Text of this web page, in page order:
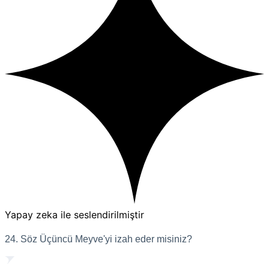
Yapay zeka ile seslendirilmiştir
24. Söz Üçüncü Meyve'yi izah eder misiniz?